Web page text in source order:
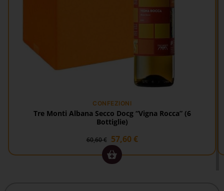
CONFEZIONI
Tre Monti Albana Secco Docg “Vigna Rocca” (6
Bottiglie)
60,60€ 57,60€